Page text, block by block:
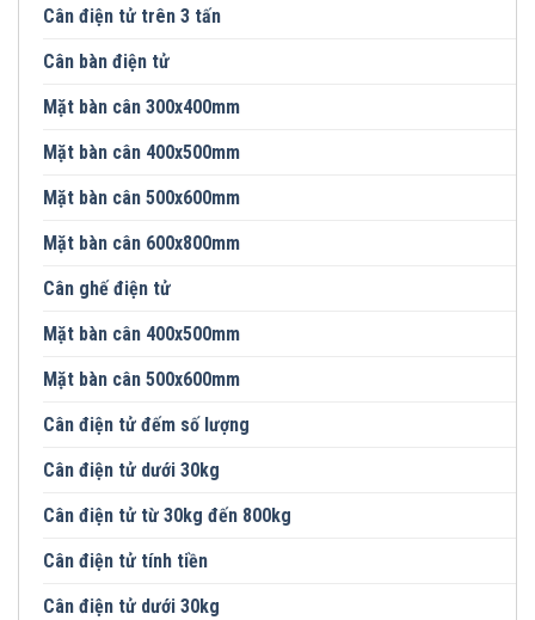
Cân điện tử trên 3 tấn
Cân bàn điện tử
Mặt bàn cân 300x400mm
Mặt bàn cân 400x500mm
Mặt bàn cân 500x600mm
Mặt bàn cân 600x800mm
Cân ghế điện tử
Mặt bàn cân 400x500mm
Mặt bàn cân 500x600mm
Cân điện tử đếm số lượng
Cân điện tử dưới 30kg
Cân điện tử từ 30kg đến 800kg
Cân điện tử tính tiền
Cân điện tử dưới 30kg